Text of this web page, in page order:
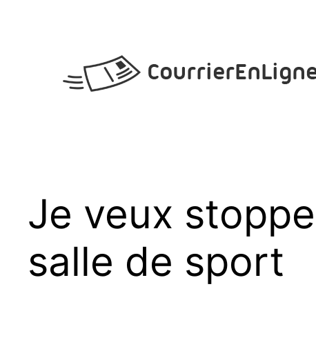
Je veux
salle de sport